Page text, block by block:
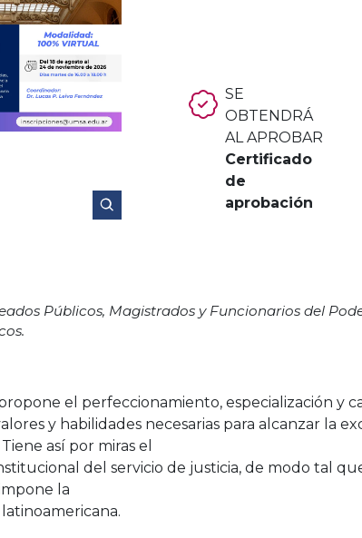
SE
OBTENDRÁ
AL APROBAR
Certificado
de
aprobación
Públicos, Magistrados y Funcionarios del
el perfeccionamiento, especialización y
y habilidades necesarias para alcanzar la
así por miras el
del servicio de justicia, de modo tal
la